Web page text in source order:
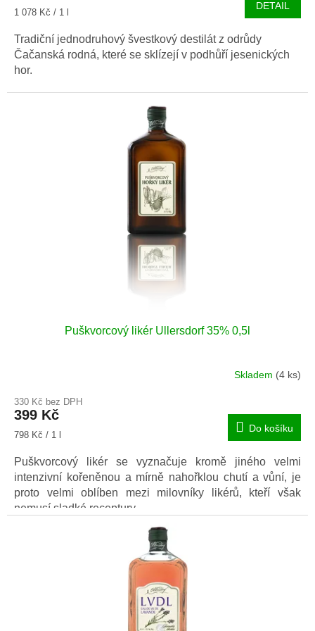
Měrná
1 078 Kč / 1 l
DETAIL
Tradiční jednodruhový švestkový destilát z odrůdy
Čačanská rodná, které se sklízejí v podhůří jesenických
hor.
Puškvorcový likér Ullersdorf 35% 0,5l
Skladem (4 ks)
330 Kč bez DPH
399 Kč
Měrná
798 Kč / 1 l
Do košíku
Puškvorcový likér se vyznačuje kromě jiného velmi
intenzivní kořeněnou a mírně nahořklou chutí a vůní, je
proto velmi oblíben mezi milovníky likérů, kteří však
nemusí sladké receptury.